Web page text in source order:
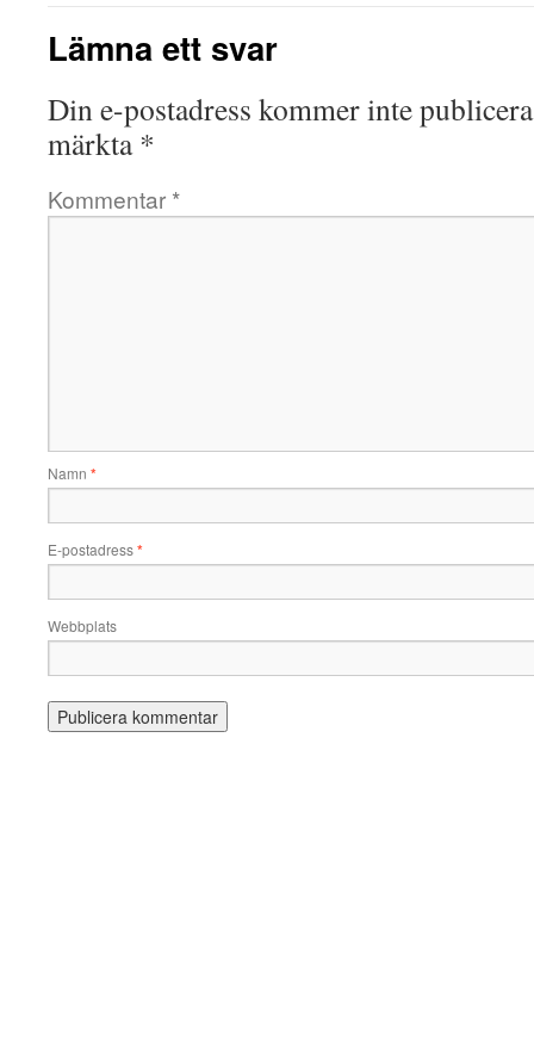
Lämna ett svar
Din e-postadress kommer inte
märkta *
Kommentar *
Namn *
E-postadress*
Webbplats